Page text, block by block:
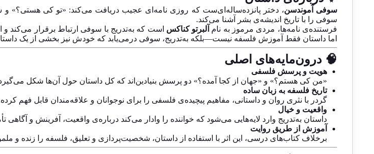
سوفی آموندسن، دختر پانزده‌ساله‌ای‌ست که روزی نامه‌ای عجیب دریافت می‌کند: «تو کی هستی؟»
سوفی را با تاریخ اندیشه‌ی بشر آشنا می‌کند.
فرستنده‌ی نامه‌ها، مردی مرموز به نام آلبرتو کناکس است که به‌تدریج با سوفی ارتباط برقرار می‌کند
اما داستان فقط آموزش فلسفه نیست—بلکه به‌تدریج، سوفی درمی‌یابد که خودش نیز بخشی از یک
🧠 درون‌مایه‌های اصلی
هویت و پرسش فلسفی
«من کی هستم؟» و «جهان از کجا آمده؟» دو پرسش بنیادین‌اند که کل داستان حول آن‌ها شکل
تاریخ فلسفه به زبان ساده
گردر با نثری روان و داستانی، مفاهیم پیچیده‌ی فلسفی را برای نوجوانان و علاقه‌مندان قابل فهم
واقعیت و خیال
داستان به‌تدریج وارد لایه‌هایی می‌شود که خواننده را وادار می‌کند درباره‌ی واقعیت، آفرینش و آگاهی
آموزش از طریق روایت
برخلاف کتاب‌های درسی، این اثر با استفاده از داستان، شخصیت‌پردازی و تعلیق، فلسفه را زنده و